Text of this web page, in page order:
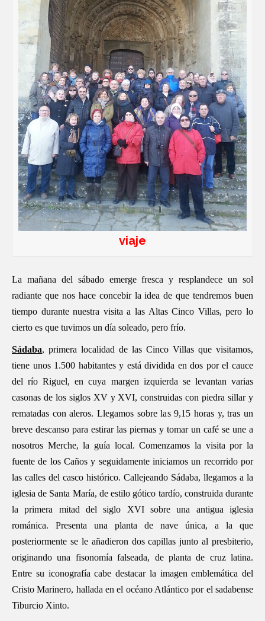
viaje
La mañana del sábado emerge fresca y resplandece un sol
radiante que nos hace concebir la idea de que tendremos buen
tiempo durante nuestra visita a las Altas Cinco Villas, pero lo
cierto es que tuvimos un día soleado, pero frío.
Sádaba, primera localidad de las Cinco Villas que visitamos,
tiene unos 1.500 habitantes y está dividida en dos por el cauce
del río Riguel, en cuya margen izquierda se levantan varias
casonas de los siglos XV y XVI, construidas con piedra sillar y
rematadas con aleros. Llegamos sobre las 9,15 horas y, tras un
breve descanso para estirar las piernas y tomar un café se une a
nosotros Merche, la guía local. Comenzamos la visita por la
fuente de los Caños y seguidamente iniciamos un recorrido por
las calles del casco histórico. Callejeando Sádaba, llegamos a la
iglesia de Santa María, de estilo gótico tardío, construida durante
la primera mitad del siglo XVI sobre una antigua iglesia
románica. Presenta una planta de nave única, a la que
posteriormente se le añadieron dos capillas junto al presbiterio,
originando una fisonomía falseada, de planta de cruz latina.
Entre su iconografía cabe destacar la imagen emblemática del
Cristo Marinero, hallada en el océano Atlántico por el sadabense
Tiburcio Xinto.